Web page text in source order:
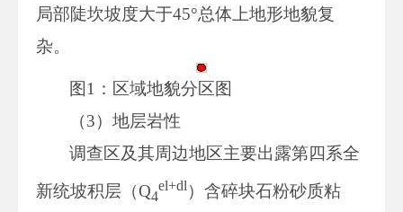
局部陡坎坡度大于45°总体上地形地貌复
杂。
图1：区域地貌分区图
（3）地层岩性
调查区及其周边地区主要出露第四系全
新统坡积层（Q4
el+dl）含碎块石粉砂质粘